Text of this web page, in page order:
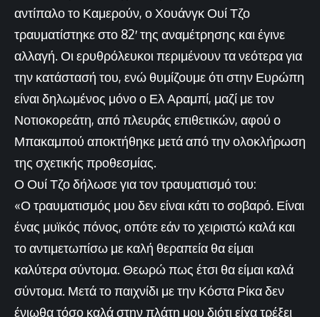
αντίπαλο το Καμερούν, ο Χουάνγκ Ουί Τζο
τραυματίστηκε στο 82′ της αναμέτρησης και έγινε
αλλαγή. Οι ερυθρόλευκοι περιμένουν τα νεότερα για
την κατάστασή του, ενώ θυμίζουμε ότι στην Ευρώπη
είναι δηλωμένος μόνο ο Ελ Αραμπί, μαζί με τον
Νοτιοκορεάτη, από πλευράς επιθετικών, αφού ο
Μπακαμπού αποκτήθηκε μετά από την ολοκλήρωση
της σχετικής προθεσμίας.
Ο Ουί Τζο δήλωσε για τον τραυματισμό του:
«Ο τραυματισμός μου δεν είναι κάτι το σοβαρό. Είναι
ένας μυϊκός πόνος, οπότε εάν το χειριστώ καλά και
το αντιμετωπίσω με καλή θεραπεία θα είμαι
καλύτερα σύντομα. Θεωρώ πως έτσι θα είμαι καλά
σύντομα. Μετά το παιχνίδι με την Κόστα Ρίκα δεν
ένιωθα τόσο καλά στην πλάτη μου διότι είχα τρέξει